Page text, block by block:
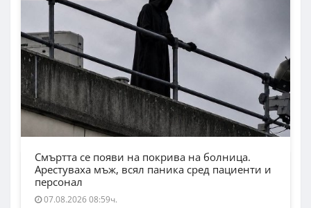
Смъртта се появи на покрива на болница.
Арестуваха мъж, всял паника сред пациенти и
персонал
07.08.2026 08:59ч.